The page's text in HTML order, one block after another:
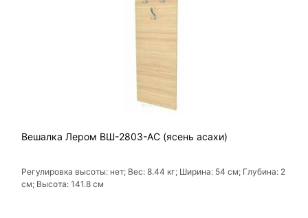
Вешалка Лером ВШ-2803-АС (ясень асахи)
Регулировка высоты: нет; Вес: 8.44 кг; Ширина: 54 см; Глубина: 2
см; Высота: 141.8 см